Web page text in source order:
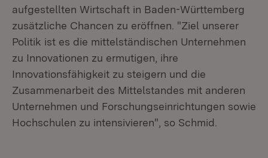
aufgestellten Wirtschaft in Baden-Württemberg
zusätzliche Chancen zu eröffnen. "Ziel unserer
Politik ist es die mittelständischen Unternehmen
zu Innovationen zu ermutigen, ihre
Innovationsfähigkeit zu steigern und die
Zusammenarbeit des Mittelstandes mit anderen
Unternehmen und Forschungseinrichtungen sowie
Hochschulen zu intensivieren", so Schmid.